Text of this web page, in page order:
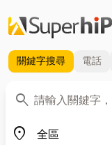
關鍵字搜尋 電話
search
關鍵字
place
地區